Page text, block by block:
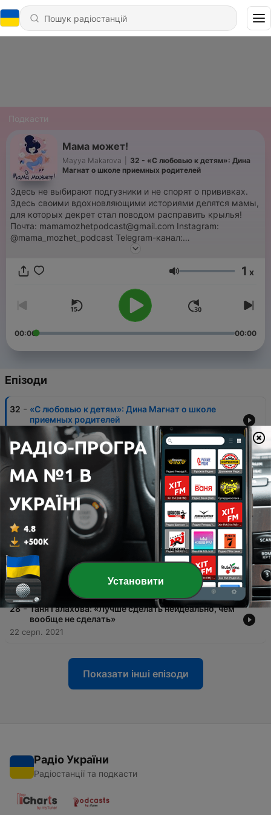
Подкасти
Мама может!
Mayya Makarova
32 - «С любовью к детям»: Дина
Магнат о школе приемных родителей
Здесь не выбирают подгузники и не спорят о прививках.
Здесь своими вдохновляющими историями делятся мамы,
для которых декрет стал поводом расправить крылья!
Почта: mamamozhetpodcast@gmail.com Instagram:
@mama_mozhet_podcast Telegram-канал:
Гучність 1 x
00:00 00:00
Епізоди
32 - «С любовью к детям»: Дина Магнат о школе
приемных родителей
23 січ. 2022
31 - Анастасия Воронцова: как не поступить в школу
искусств, построить себе дом в 28 лет и
поработать с Жан-Полем Готье
30 - Ольга Зиновьева: от учебы в Гарварде к
стартапу в России
08 лист. 2021
29
Юлия Головина о планировании, книгах и
поисках любимого дела
19 жовт. 2021
28 - Таня Галахова: «Лучше сделать неидеально, чем
вообще не сделать»
22 серп. 2021
Показати інші епізоди
Радіо України
Радіостанції та подкасти
Установити